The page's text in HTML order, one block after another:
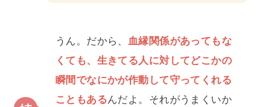
うん。だから、 血縁関係があってもな
くても、生きてる人に対してどこかの
瞬間でなにかが作動して守ってくれる
こともあるんだよ。それがうまくいか